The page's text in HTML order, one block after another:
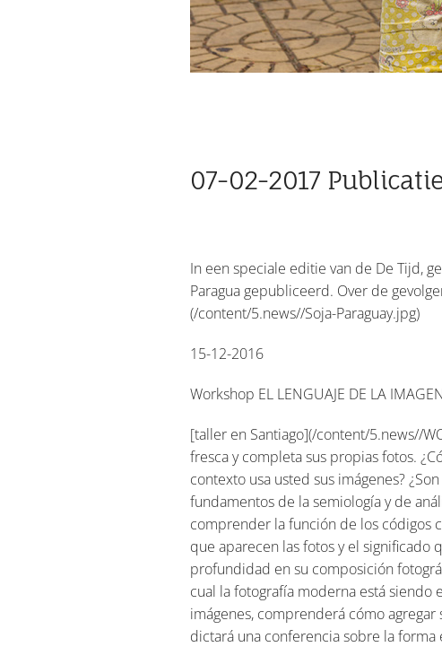
07-02-2017
In een speciale editie van de De Tijd,
Paragua gepubliceerd. Over de
(/content/5.news//Soja-Paraguay.jpg)
15-12-2016
Workshop EL LENGUAJE DE LA
[taller en Santiago](/content/5.news//
fresca y completa sus propias fotos.
contexto usa usted sus imágenes?
fundamentos de la semiología y de
comprender la función de los códigos
que aparecen las fotos y el significado
profundidad en su composición
cual la fotografía moderna está
imágenes, comprenderá cómo
dictará una conferencia sobre la